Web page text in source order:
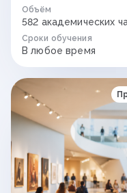
Объём
582 академических
Сроки обучения
В любое время